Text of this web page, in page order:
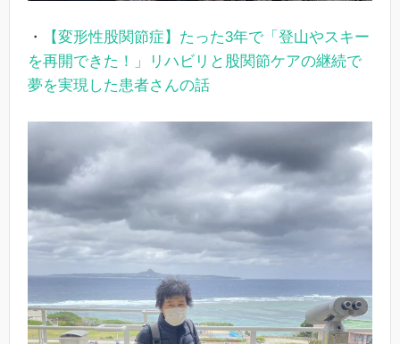
・
【変形性股関節症】たった3年で「登山やスキー
を再開できた！」リハビリと股関節ケアの継続で
夢を実現した患者さんの話